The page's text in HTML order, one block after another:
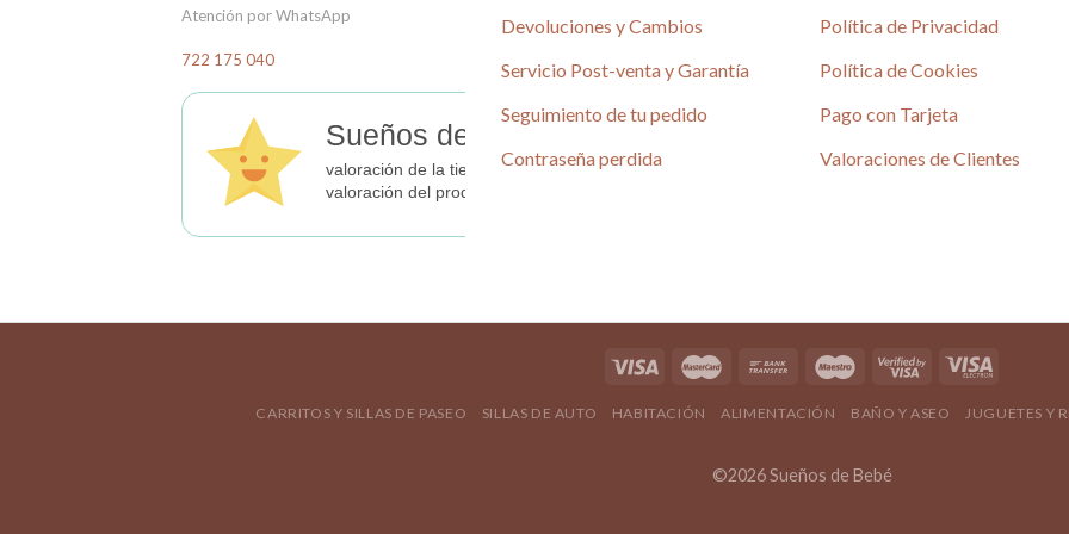
Atención por WhatsApp
722 175 040
Sueños de Bebé
valoración de la tienda
4.80 / 5
valoración del producto
Devoluciones y Cambios
Servicio Post-venta y Garantía
Seguimiento de tu pedido
Contraseña perdida
Política de Privacidad
Política de Cookies
Pago con Tarjeta
Valoraciones de Clientes
CARRITOS Y SILLAS DE PASEO SILLAS DE AUTO HABITACIÓN ALIMENTACIÓN BAÑO Y ASEO JUGUETES Y
©2026 Sueños de Bebé